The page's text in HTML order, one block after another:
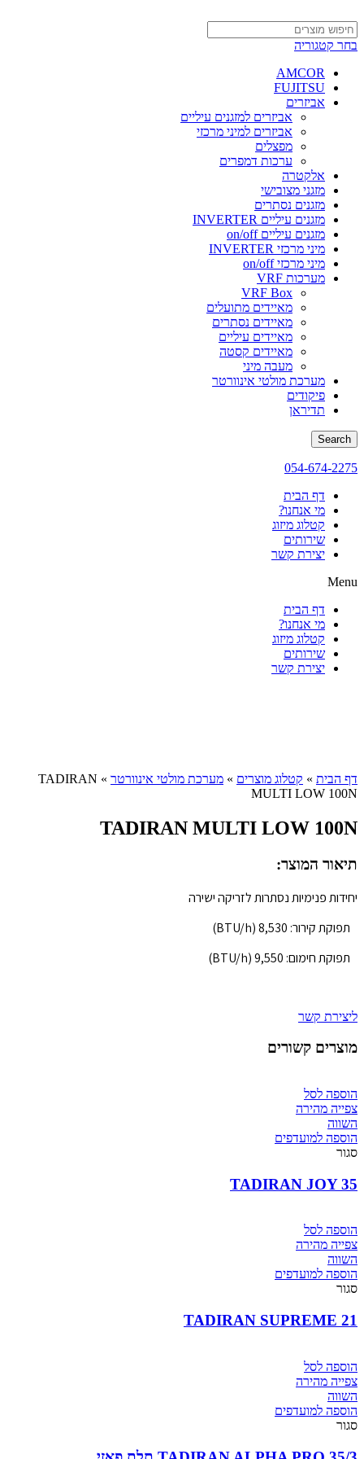
בחר קטגוריה
AMCOR
FUJITSU
אביזרים
אביזרים למזגנים עיליים
אביזרים למיני מרכזי
מפצלים
ערכות דמפרים
אלקטרה
מזגני מצובישי
מזגנים נסתרים
מזגנים עיליים INVERTER
מזגנים עיליים on/off
מיני מרכזי INVERTER
מיני מרכזי on/off
מערכות VRF
VRF Box
מאיידים מתועלים
מאיידים נסתרים
מאיידים עיליים
מאיידים קסטה
מעבה מיני
מערכת מולטי אינוורטר
פיקודים
תדיראן
Search
054-674-2275
דף הבית
מי אנחנו?
קטלוג מיזוג
שירותים
יצירת קשר
Menu
דף הבית
מי אנחנו?
קטלוג מיזוג
שירותים
יצירת קשר
דף הבית » קטלוג מוצרים » מערכת מולטי אינוורטר »
TADIRAN
MULTI LOW 100N
TADIRAN MULTI LOW 100N
תיאור המוצר:
יחידות פנימיות נסתרות לזריקה ישירה
תפוקת קירור: 8,530 (BTU/h)
תפוקת חימום: 9,550 (BTU/h)
ליצירת קשר
מוצרים קשורים
הוספה לסל
צפייה מהירה
השווה
הוספה למועדפים
סגור
TADIRAN JOY 35
הוספה לסל
צפייה מהירה
השווה
הוספה למועדפים
סגור
TADIRAN SUPREME 21
הוספה לסל
צפייה מהירה
השווה
הוספה למועדפים
סגור